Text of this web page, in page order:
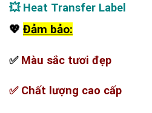
💥Heat Transfer Label
💖 Đảm bảo:
✅Màu sắc tươi đẹp
✅Chất lượng cao cấp